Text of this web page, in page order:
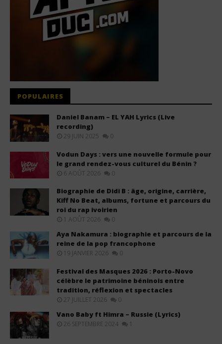
POPULAIRES
Daniel Banam – EL YAH Lyrics (Live
recording)
29 JUIN 2025 0
Vodun Days : vers une nouvelle formule pour
le grand rendez-vous culturel du Bénin ?
6 AOÛT 2026 0
Biographie de Didi B : âge, origine, carrière,
Kiff No Beat, albums, fortune et parcours du
roi du rap ivoirien
1 AOÛT 2026 0
Aya Nakamura : biographie et parcours de la
reine de la pop francophone
19 JANVIER 2026 0
Festival des Masques 2026 : Porto-Novo
célèbre le patrimoine béninois entre
tradition, réflexion et spectacles
27 JUILLET 2026 0
Vano Baby ft Himra – Russie (Lyrics)
26 SEPTEMBRE 2024 1